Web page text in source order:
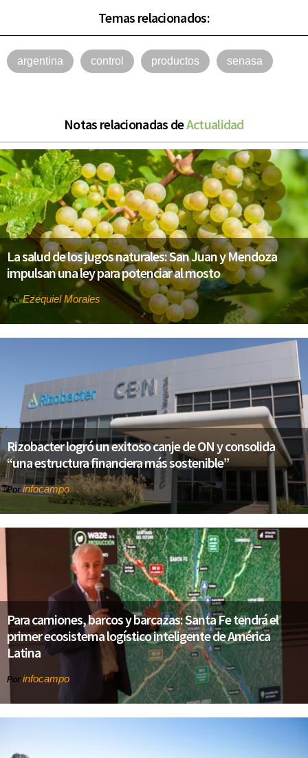
Temas relacionados:
argentina control productos senasa
Notas relacionadas deActualidad
La salud de los jugos naturales: San Juan y Mendoza
impulsan una ley para potenciar al mosto
PorEzequiel Morales
Rizobacter logró un exitoso canje de ON y consolida
“una estructura financiera más sostenible”
Por infocampo
Para camiones, barcos y barcazas: Santa Fe tendrá el
primer ecosistema logístico inteligente de América
Latina
Por infocampo